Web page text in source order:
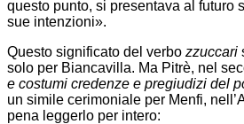
questo punto, si presentava al futuro
sue intenzioni».
Questo significato del verbo zzuccari
solo per Biancavilla. Ma Pitrè, nel
e costumi credenze e pregiudizi del
un simile cerimoniale per Menfi,
pena leggerlo per intero: